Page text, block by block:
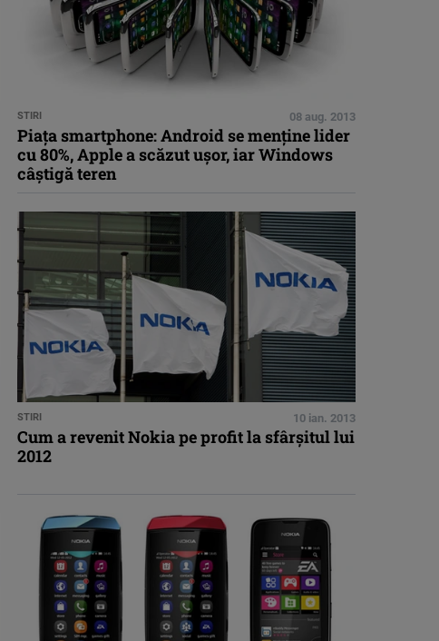
STIRI 08 aug. 2013
Piaţa smartphone: Android se menţine lider
cu 80%, Apple a scăzut uşor, iar Windows
câştigă teren
STIRI 10 ian. 2013
Cum a revenit Nokia pe profit la sfârşitul lui
2012